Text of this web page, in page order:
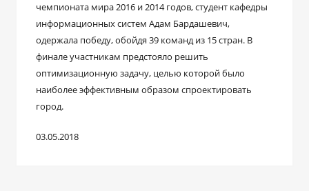
чемпионата мира 2016 и 2014 годов, студент кафедры
информационных систем Адам Бардашевич,
одержала победу, обойдя 39 команд из 15 стран. В
финале участникам предстояло решить
оптимизационную задачу, целью которой было
наиболее эффективным образом спроектировать
город.
03.05.2018